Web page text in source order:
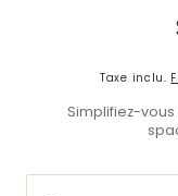
Taxe inclu.
Simplifiez-